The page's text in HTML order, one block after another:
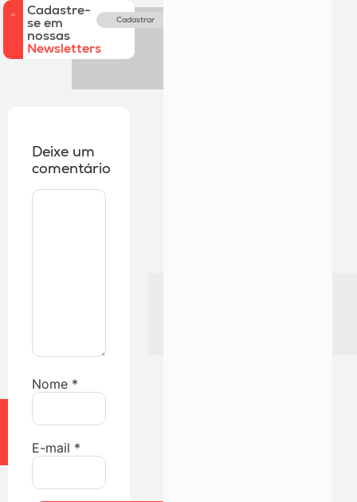
Cadastre-
se em
nossas
Newsletters
Cadastrar
Deixe um
comentário
Nome *
E-mail *